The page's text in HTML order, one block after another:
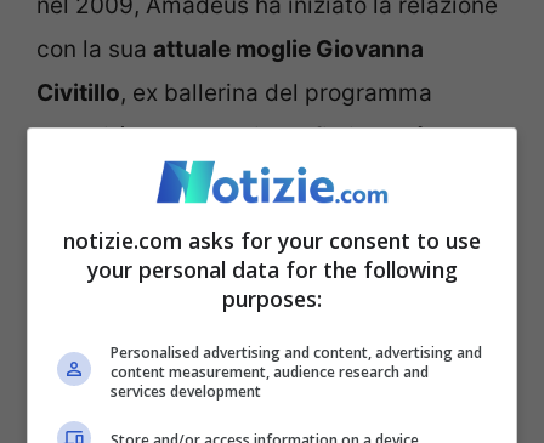
nel 2009, Amadeus ha iniziato la relazione
con la sua attuale moglie Giovanna
Civitillo, ex ballerina del programma
L’Eredità, e madre di loro figlioJosè.
Attualmente la coppia vive in una
Entriamo nella casa del
presentatore
Amadeus e Giovanna hanno comprato una
notizie.com asks for your consent to use
your personal data for the following
purposes:
Personalised advertising and content, advertising and
content measurement, audience research and
services development